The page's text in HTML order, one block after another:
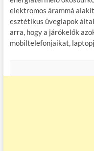
elektromos árammá
esztétikus üveglapok
arra, hogy a járókelők
mobiltelefonjaikat,